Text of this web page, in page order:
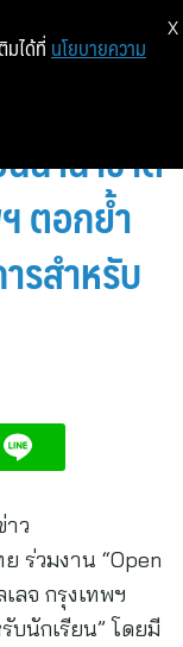
งาน
นานาชาติ
ตอกย้ำ
รสำหรับ
าว
ร่วมงาน “Open
ลจ กรุงเทพฯ
บนักเรียน” โดยมี
มได้ที่ นโยบายความ
X